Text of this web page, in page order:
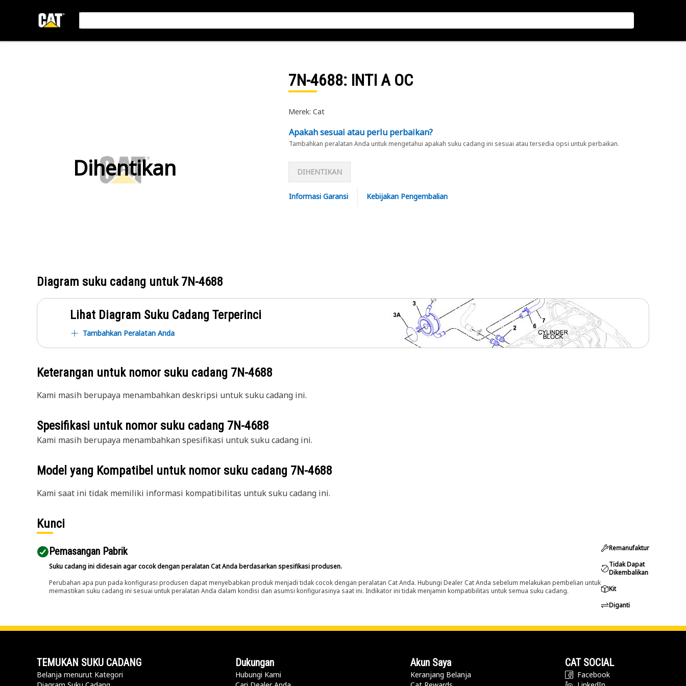
Dihentikan
7N-4688: INTI A OC
Merek: Cat
Apakah sesuai atau perlu perbaikan?
Tambahkan peralatan Anda untuk mengetahui apakah suku cadang ini sesuai atau tersedia opsi untuk perbaikan.
DIHENTIKAN
Informasi Garansi Kebijakan Pengembalian
Diagram suku cadang untuk7N-4688
Lihat Diagram Suku Cadang Terperinci
Tambahkan Peralatan Anda
Keterangan untuk nomor suku cadang 7N-4688
Kami masih berupaya menambahkan deskripsi untuk suku cadang ini.
Spesifikasi untuk nomor suku cadang 7N-4688
Kami masih berupaya menambahkan spesifikasi untuk suku cadang ini.
Model yang Kompatibel untuk nomor suku cadang 7N-4688
Kami saat ini tidak memiliki informasi kompatibilitas untuk suku cadang ini.
Kunci
Pemasangan Pabrik
Suku cadang ini didesain agar cocok dengan peralatan Cat Anda berdasarkan spesifikasi produsen.
Perubahan apa pun pada konfigurasi produsen dapat menyebabkan produk menjadi tidak cocok dengan peralatan Cat Anda. Hubungi Dealer Cat Anda sebelum melakukan pembelian untuk
memastikan suku cadang ini sesuai untuk peralatan Anda dalam kondisi dan asumsi konfigurasinya saat ini. Indikator ini tidak menjamin kompatibilitas untuk semua suku cadang.
Remanufaktur
Tidak Dapat
Dikembalikan
Kit
Diganti
TEMUKAN SUKU CADANG
Belanja menurut Kategori
Dukungan
Hubungi Kami
Akun Saya
Keranjang Belanja
CAT SOCIAL
Facebook